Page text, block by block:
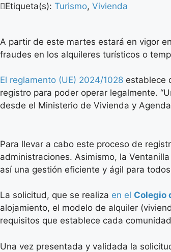
Etiqueta(s): Turismo, Vivienda
A partir de este martes estará en vigor
fraudes en los alquileres turísticos o
El reglamento (UE) 2024/1028 establece
registro para poder operar legalmente.
desde el Ministerio de Vivienda y
Para llevar a cabo este proceso de
administraciones. Asimismo, la
así una gestión eficiente y ágil para
La solicitud, que se realiza en el Colegio
alojamiento, el modelo de alquiler
requisitos que establece cada
Una vez presentada y validada la